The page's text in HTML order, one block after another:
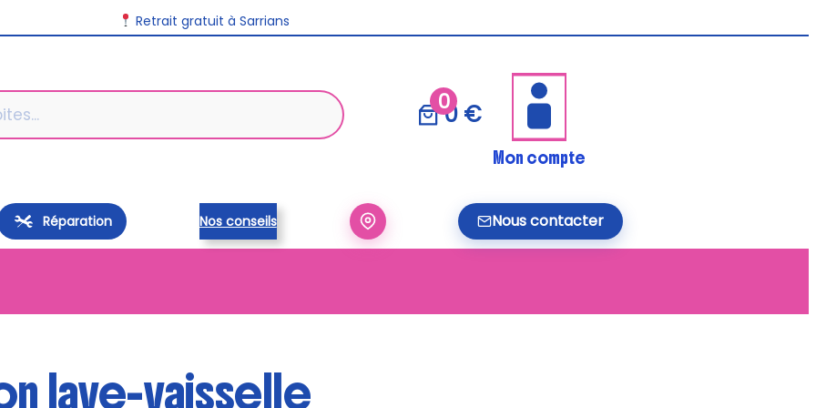
Retrait gratuit à Sarrians
00 €
Mon compte
Réparation Nous contacter
Nos conseils
lave-vaisselle